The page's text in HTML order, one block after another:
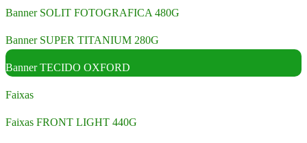
Banner SOLIT FOTOGRAFICA 480G
Banner SUPER TITANIUM 280G
Banner TECIDO OXFORD
Faixas
Faixas FRONT LIGHT 440G